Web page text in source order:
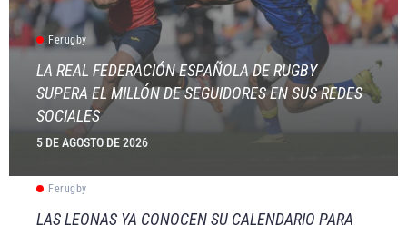
Ferugby
LA REAL FEDERACIÓN ESPAÑOLA DE RUGBY
SUPERA EL MILLÓN DE SEGUIDORES EN SUS REDES
SOCIALES
5 DE AGOSTO DE 2026
Ferugby
LAS LEONAS YA CONOCEN SU CALENDARIO PARA